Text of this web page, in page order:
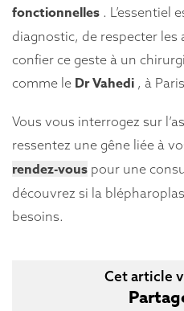
fonctionnelles . L’essentiel
diagnostic, de respecter
confier ce geste à un
comme le Dr Vahedi , à
Vous vous interrogez sur
ressentez une gêne liée à
rendez-vous pour une
découvrez si la
besoins.
Cet article